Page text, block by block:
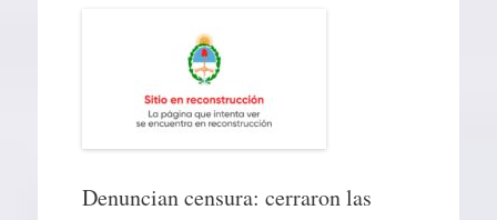
Denuncian censura: cerraron las